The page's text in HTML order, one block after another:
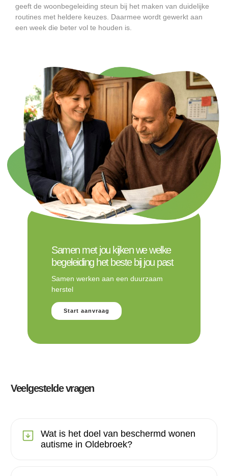
geeft de woonbegeleiding steun bij het maken van duidelijke
routines met heldere keuzes. Daarmee wordt gewerkt aan
een week die beter vol te houden is.
Samen met jou kijken we welke
begeleiding het beste bij jou past
Samen werken aan een duurzaam
herstel
Start aanvraag
Veelgestelde vragen
Wat is het doel van beschermd wonen
autisme in Oldebroek?